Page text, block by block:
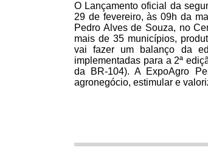
O Lançamento oficial da
29 de fevereiro, às 09h da
Pedro Alves de Souza, no
mais de 35 municípios,
vai fazer um balanço da
implementadas para a 2ª
da BR-104). A ExpoAgro
agronegócio, estimular e